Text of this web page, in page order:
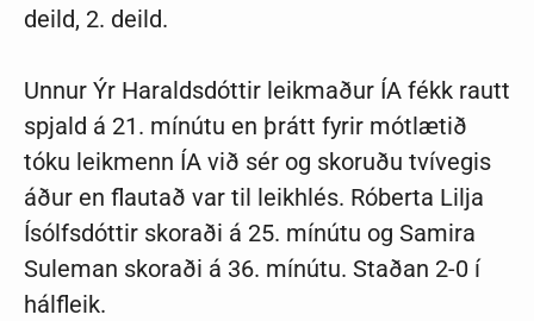
deild, 2. deild.
Unnur Ýr Haraldsdóttir leikmaður ÍA fékk rautt
spjald á 21. mínútu en þrátt fyrir mótlætið
tóku leikmenn ÍA við sér og skoruðu tvívegis
áður en flautað var til leikhlés. Róberta Lilja
Ísólfsdóttir skoraði á 25. mínútu og Samira
Suleman skoraði á 36. mínútu. Staðan 2-0 í
hálfleik.